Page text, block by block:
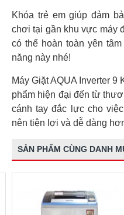
Khóa trẻ em giúp đảm
chơi tại gần khu vực máy
có thể hoàn toàn yên
năng này nhé!
Máy Giặt AQUA Inverter 9
phẩm hiện đại đến từ
cánh tay đắc lực cho
nên tiện lợi và dễ dàng
SẢN PHẨM CÙNG DANH